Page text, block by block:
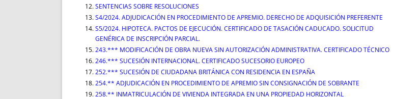
SENTENCIAS SOBRE RESOLUCIONES
S4/2024. ADJUDICACIÓN EN PROCEDIMIENTO DE APREMIO. DERECHO DE ADQUISICIÓN PREFERENTE
S5/2024. HIPOTECA. PACTOS DE EJECUCIÓN. CERTIFICADO DE TASACIÓN CADUCADO. SOLICITUD
GENÉRICA DE INSCRIPCIÓN PARCIAL.
243.*** MODIFICACIÓN DE OBRA NUEVA SIN AUTORIZACIÓN ADMINISTRATIVA. CERTIFICADO TÉCNICO
246.*** SUCESIÓN INTERNACIONAL. CERTIFICADO SUCESORIO EUROPEO
252.*** SUCESIÓN DE CIUDADANA BRITÁNICA CON RESIDENCIA EN ESPAÑA
254.** ADJUDICACIÓN EN PROCEDIMIENTO DE APREMIO SIN CONSIGNACIÓN DE SOBRANTE
258.** INMATRICULACIÓN DE VIVIENDA INTEGRADA EN UNA PROPIEDAD HORIZONTAL